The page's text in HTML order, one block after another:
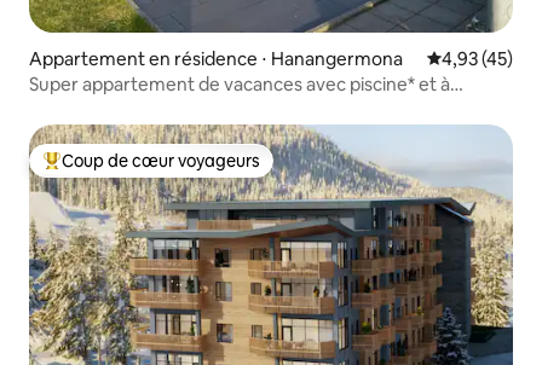
Appartement en résidence ⋅ Hanangermona Évaluation
4,93 (45)
Super appartement de vacances avec piscine* et à
Coups de cœur voyageurs les plus appréciés
Coup de cœur voyageurs